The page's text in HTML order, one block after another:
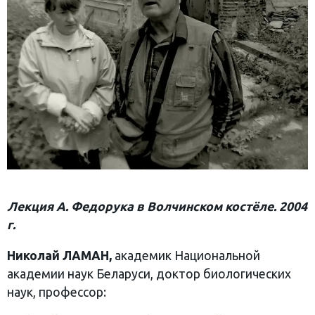
Лекция А. Федорука в Волчинском костёле. 2004
г.
Николай ЛАМАН, академик Национальной
академии наук Беларуси, доктор биологических
наук, профессор: